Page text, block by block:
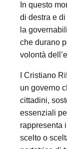
In questo
di destra e
la
che durano
volontà
I Cristiano
un governo
cittadini,
essenziali
rappresenta
scelto o